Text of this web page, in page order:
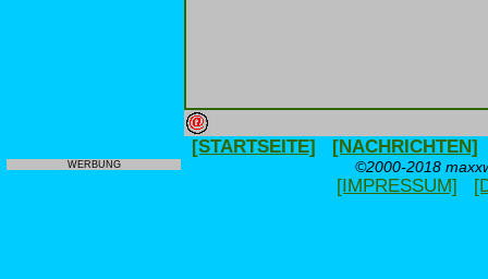
WERBUNG
[STARTSEITE] [NACHRICHTEN]
©2000-2018
[IMPRESSUM]